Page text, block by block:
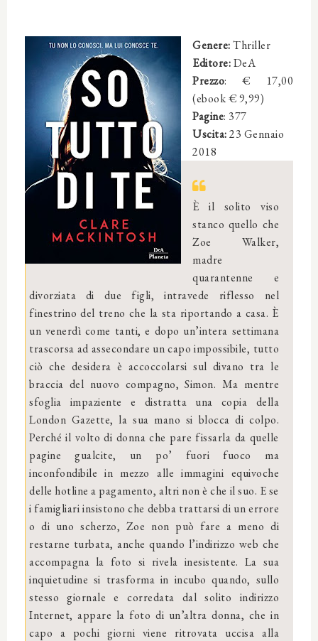
Genere:Thriller
Editore:DeA
Prezzo: € 17,00
(ebook € 9,99)
Pagine: 377
Uscita:23 Gennaio
2018
È il solito viso
stanco quello che
Zoe Walker,
madre
quarantenne e
divorziata di due figli, intravede riflesso nel
finestrino del treno che la sta riportando a casa. È
un venerdì come tanti, e dopo un’intera settimana
trascorsa ad assecondare un capo impossibile, tutto
ciò che desidera è accoccolarsi sul divano tra le
braccia del nuovo compagno, Simon. Ma mentre
sfoglia impaziente e distratta una copia della
London Gazette, la sua mano si blocca di colpo.
Perché il volto di donna che pare fissarla da quelle
pagine gualcite, un po’ fuori fuoco ma
inconfondibile in mezzo alle immagini equivoche
delle hotline a pagamento, altri non è che il suo. E se
i famigliari insistono che debba trattarsi di un errore
o di uno scherzo, Zoe non può fare a meno di
restarne turbata, anche quando l’indirizzo web che
accompagna la foto si rivela inesistente. La sua
inquietudine si trasforma in incubo quando, sullo
stesso giornale e corredata dal solito indirizzo
Internet, appare la foto di un’altra donna, che in
capo a pochi giorni viene ritrovata uccisa alla